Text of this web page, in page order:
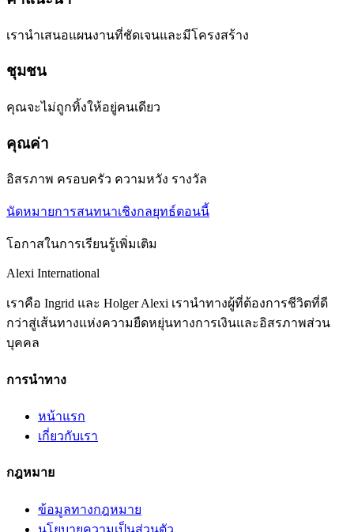
เรานำเสนอแผนงานที่ชัดเจนและมีโครงสร้าง
ชุมชน
คุณจะไม่ถูกทิ้งให้อยู่คนเดียว
คุณค่า
อิสรภาพ ครอบครัว ความหวัง รางวัล
นัดหมายการสนทนาเชิงกลยุทธ์ตอนนี้
โอกาสในการเรียนรู้เพิ่มเติม
Alexi International
เราคือ Ingrid และ Holger Alexi เรานำทางผู้ที่ต้องการชีวิตที่ดี
กว่าสู่เส้นทางแห่งความยืดหยุ่นทางการเงินและอิสรภาพส่วน
บุคคล
การนำทาง
หน้าแรก
เกี่ยวกับเรา
กฎหมาย
ข้อมูลทางกฎหมาย
นโยบายความเป็นส่วนตัว